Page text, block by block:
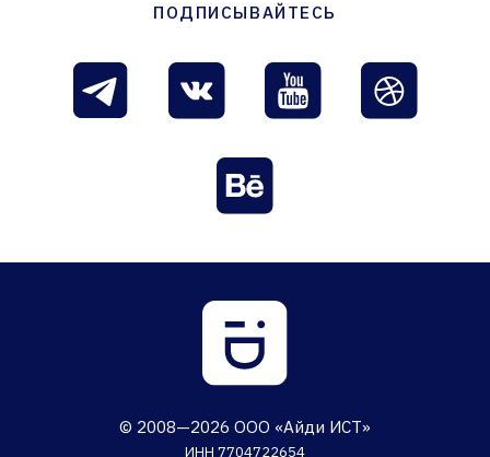
ПОДПИСЫВАЙТЕСЬ
© 2008—2026 ООО «Айди ИСТ»
ИНН 7704722654